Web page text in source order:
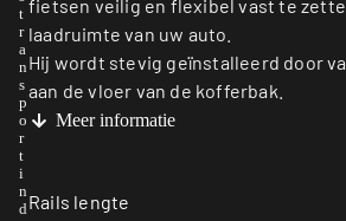
t
r
a
n
s
p
o
r
t
i
n
d
fietsen veilig en flexibel vast te
laadruimte van uw auto.
Hij wordt stevig geïnstalleerd door
aan de vloer van de kofferbak.
Meer informatie
Rails lengte